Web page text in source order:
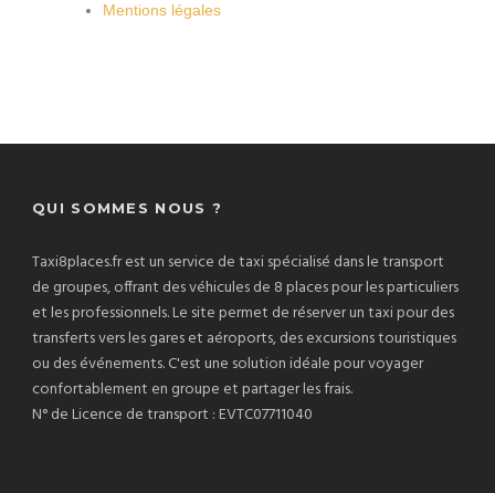
Mentions légales
QUI SOMMES NOUS ?
Taxi8places.fr est un service de taxi spécialisé dans le transport
de groupes, offrant des véhicules de 8 places pour les particuliers
et les professionnels. Le site permet de réserver un taxi pour des
transferts vers les gares et aéroports, des excursions touristiques
ou des événements. C'est une solution idéale pour voyager
confortablement en groupe et partager les frais.
N° de Licence de transport : EVTC07711040